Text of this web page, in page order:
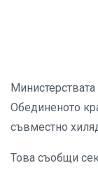
Обединеното
съвместно
Това съобщи